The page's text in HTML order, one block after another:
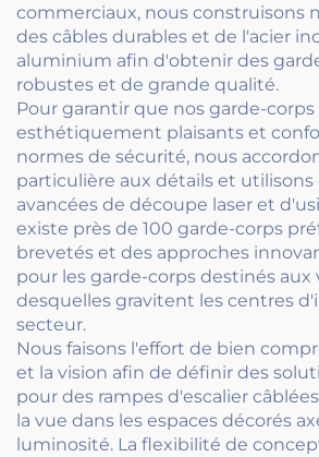
commerciaux, nous construisons
des câbles durables et de l'acier
aluminium afin d'obtenir des
robustes et de grande qualité.
Pour garantir que nos garde-
esthétiquement plaisants et
normes de sécurité, nous
particulière aux détails et
avancées de découpe laser et
existe près de 100 garde-corps
brevetés et des approches
pour les garde-corps destinés aux
desquelles gravitent les centres
secteur.
Nous faisons l'effort de bien
et la vision afin de définir des
pour des rampes d'escalier
la vue dans les espaces décorés
luminosité. La flexibilité de